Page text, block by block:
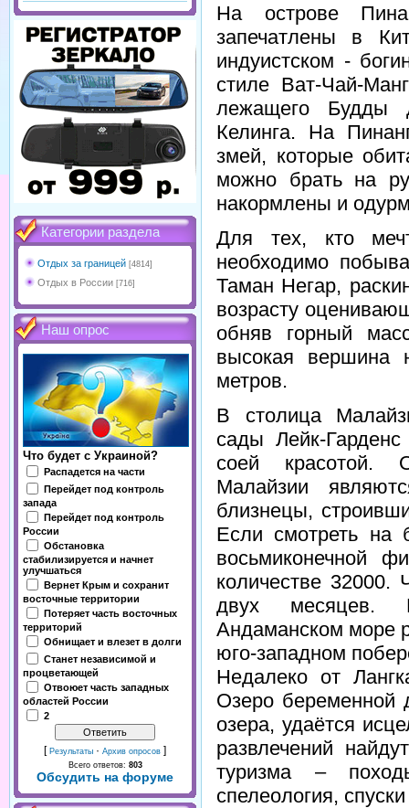
Категории раздела
Отдых за границей [4814]
Отдых в России [716]
Наш опрос
Что будет с Украиной?
Распадется на части
Перейдет под контроль
запада
Перейдет под контроль
России
Обстановка
стабилизируется и начнет
улучшаться
Вернет Крым и сохранит
восточные территории
Потеряет часть восточных
территорий
Обнищает и влезет в долги
Станет независимой и
процветающей
Отвоюет часть западных
областей России
2
[ Результаты · Архив опросов ]
Всего ответов: 803
Обсудить на форуме
На острове
запечатлены в
индуистском -
стиле Ват-Чай-
лежащего Будды
Келинга. На
змей, которые
можно брать на
накормлены и
Для тех, кто
необходимо
Таман Негар,
возрасту
обняв горный
высокая вершина
метров.
В столица
сады Лейк-
соей красотой.
Малайзии
близнецы,
Если смотреть на
восьмиконечной
количестве 32000.
двух месяцев.
Андаманском море
юго-западном
Недалеко от
Озеро
озера, удаётся
развлечений
туризма –
спелеология,